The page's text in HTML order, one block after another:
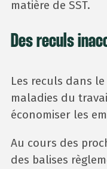
matière de SST.
Des reculs
Les reculs dans
maladies du
économiser les
Au cours des
des balises